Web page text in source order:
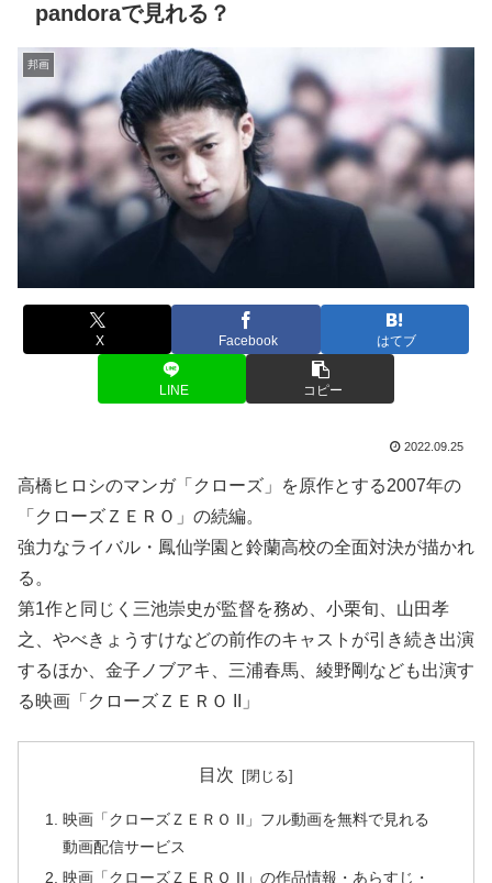
pandoraで見れる？
邦画
X Facebook はてブ
LINE コピー
2022.09.25
高橋ヒロシのマンガ「クローズ」を原作とする2007年の
「クローズＺＥＲＯ」の続編。
強力なライバル・鳳仙学園と鈴蘭高校の全面対決が描かれ
る。
第1作と同じく三池崇史が監督を務め、小栗旬、山田孝
之、やべきょうすけなどの前作のキャストが引き続き出演
するほか、金子ノブアキ、三浦春馬、綾野剛なども出演す
る映画「クローズＺＥＲＯ II」
目次
映画「クローズＺＥＲＯ II」フル動画を無料で見れる
動画配信サービス
映画「クローズＺＥＲＯ II」の作品情報・あらすじ・